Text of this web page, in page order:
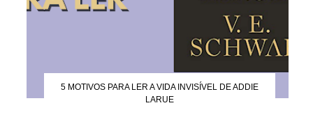
5 MOTIVOS PARA LER A VIDA INVISÍVEL DE ADDIE
LARUE